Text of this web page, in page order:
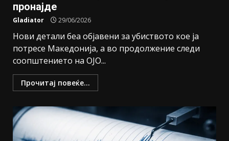
пронајде
Gladiator 29/06/2026
Нови детали беа објавени за убиството кое ја
потресе Македонија, а во продолжение следи
соопштението на ОЈО...
Прочитај повеќе...